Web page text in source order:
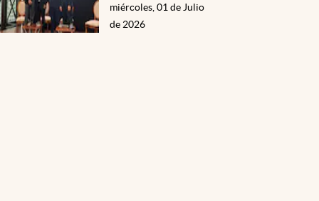
miércoles, 01 de Julio
de 2026